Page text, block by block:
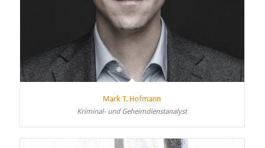
Mark T. Hofmann
Kriminal- und Geheimdienstanalyst